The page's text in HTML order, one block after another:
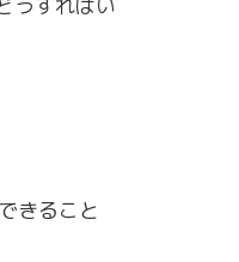
うすればい
きること